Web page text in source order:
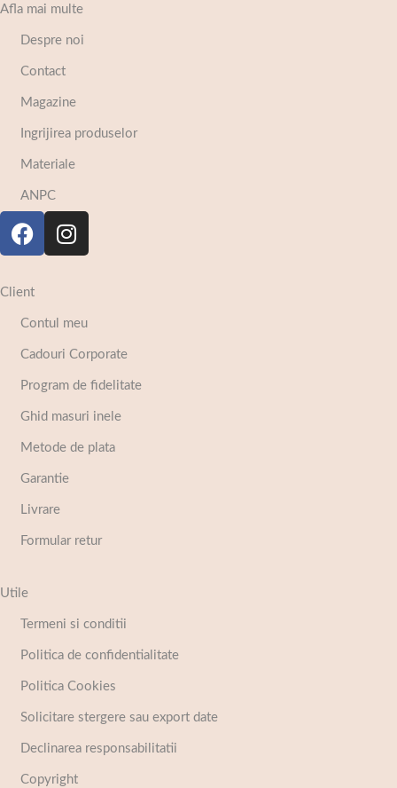
Afla mai multe
Despre noi
Contact
Magazine
Ingrijirea produselor
Materiale
ANPC
Client
Contul meu
Cadouri Corporate
Program de fidelitate
Ghid masuri inele
Metode de plata
Garantie
Livrare
Formular retur
Utile
Termeni si conditii
Politica de confidentialitate
Politica Cookies
Solicitare stergere sau export date
Declinarea responsabilitatii
Copyright